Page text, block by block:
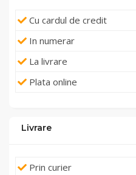
Cu cardul de credit
In numerar
La livrare
Plata online
Livrare
Prin curier